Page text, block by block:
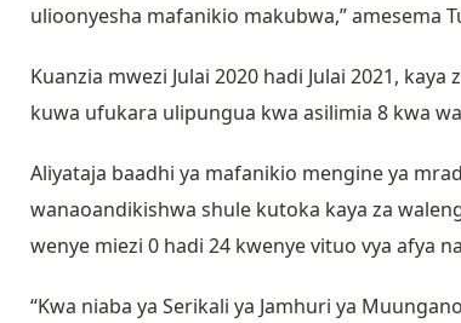
ulioonyesha mafanikio makubwa,” amesema
Kuanzia mwezi Julai 2020 hadi Julai 2021,
kuwa ufukara ulipungua kwa asilimia 8 kwa
Aliyataja baadhi ya mafanikio mengine ya
wanaoandikishwa shule kutoka kaya za
wenye miezi 0 hadi 24 kwenye vituo vya afya
“Kwa niaba ya Serikali ya Jamhuri ya